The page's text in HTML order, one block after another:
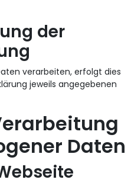
der
verarbeiten, erfolgt dies
jeweils angegebenen
Daten